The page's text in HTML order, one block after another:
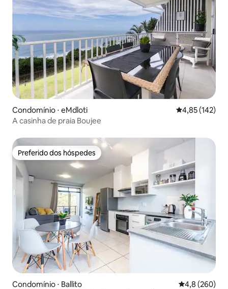
Condomínio ⋅ eMdloti 4,85 de uma
4,85 (142)
A casinha de praia Boujee
Preferido dos hóspedes
Preferido dos hóspedes
Condomínio ⋅ Ballito 4,8 de uma
4,8 (260)